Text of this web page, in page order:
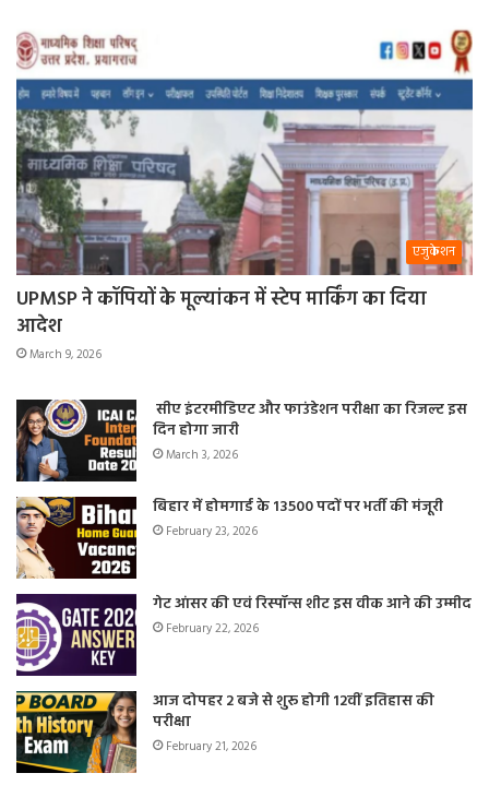
एजुकेशन
UPMSP ने कॉपियों के मूल्यांकन में स्टेप मार्किंग का दिया
आदेश
March 9, 2026
सीए इंटरमीडिएट और फाउंडेशन परीक्षा का रिजल्ट इस
दिन होगा जारी
March 3, 2026
बिहार में होमगार्ड के 13500 पदों पर भर्ती की मंजूरी
February 23, 2026
गेट आंसर की एवं रिस्पॉन्स शीट इस वीक आने की उम्मीद
February 22, 2026
आज दोपहर 2 बजे से शुरू होगी 12वीं इतिहास की
परीक्षा
February 21, 2026